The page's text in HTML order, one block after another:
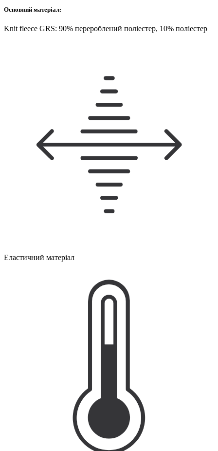
Основний матеріал:
Knit fleece GRS: 90% перероблений поліестер, 10% поліестер
Еластичний матеріал